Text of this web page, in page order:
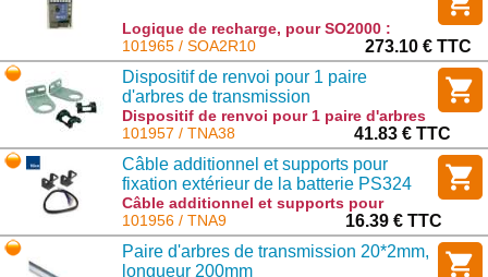
Logique de recharge, pour SO2000 :
SOA2R10
101965 / SOA2R10
273.10 € TTC
Dispositif de renvoi pour 1 paire
d'arbres de transmission
Dispositif de renvoi pour 1 paire d'arbres
de transmission : TNA38
101957 / TNA38
41.83 € TTC
Câble additionnel et supports pour
fixation extérieur de la batterie PS324
Câble additionnel et supports pour
fixation extérieur de la batterie PS324 :
TNA9
101956 / TNA9
16.39 € TTC
Paire d'arbres de transmission 20*2mm,
longueur 200mm